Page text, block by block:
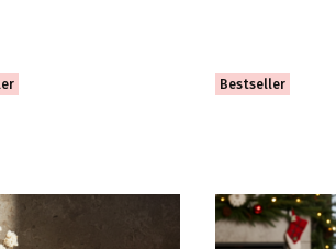
Bestseller